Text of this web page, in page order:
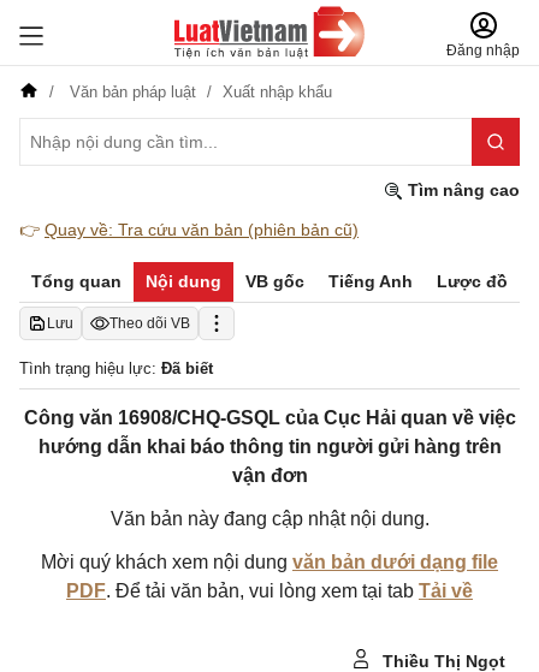
Đăng nhập
Văn bản pháp luật Xuất nhập khẩu
Tìm nâng cao
👉 Quay về: Tra cứu văn bản (phiên bản cũ)
Tổng quan Nội dung VB gốc Tiếng Anh Lược đồ
Lưu Theo dõi VB
Tình trạng hiệu lực: Đã biết
Công văn 16908/CHQ-GSQL của Cục Hải quan về việc
hướng dẫn khai báo thông tin người gửi hàng trên
vận đơn
Văn bản này đang cập nhật nội dung.
Mời quý khách xem nội dung văn bản dưới dạng file
PDF. Để tải văn bản, vui lòng xem tại tab Tải về
Thiều Thị Ngọt